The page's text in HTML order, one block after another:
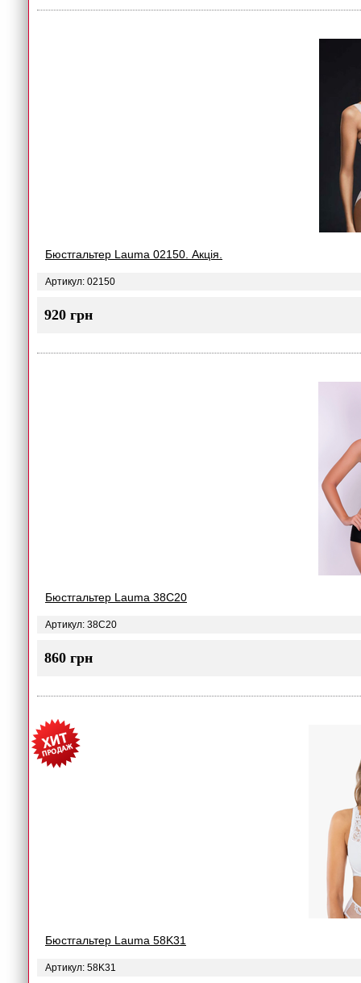
Бюстгальтер Lauma 02150. Акція.
Артикул: 02150
920 грн
Бюстгальтер Lauma 38C20
Артикул: 38C20
860 грн
Бюстгальтер Lauma 58K31
Артикул: 58K31